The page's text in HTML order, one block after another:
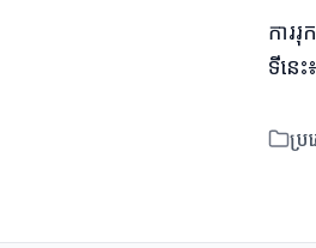
ការ
ទីនេះ៖
ប្រ